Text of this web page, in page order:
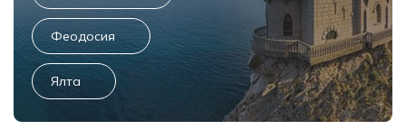
Феодосия
Ялта